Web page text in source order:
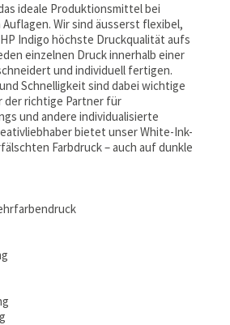
ideale Produktionsmittel bei
Wir sind äusserst flexibel,
Indigo höchste Druckqualität aufs
einzelnen Druck innerhalb einer
und individuell fertigen.
Schnelligkeit sind dabei wichtige
der richtige Partner für
und andere individualisierte
bietet unser White-Ink-
Farbdruck – auch auf dunkle